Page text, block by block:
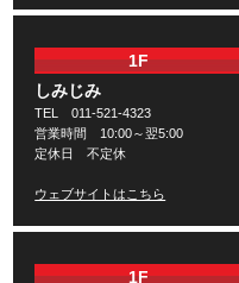
1F
しみじみ
TEL 011-521-4323
営業時間 10:00～翌5:00
定休日 不定休
ウェブサイトはこちら
1F